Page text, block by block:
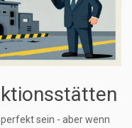
sein - aber wenn